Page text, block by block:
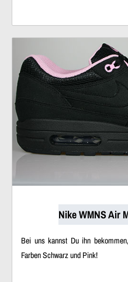
Nike WMNS Air
Bei uns kannst Du ihn
Farben Schwarz und Pink!